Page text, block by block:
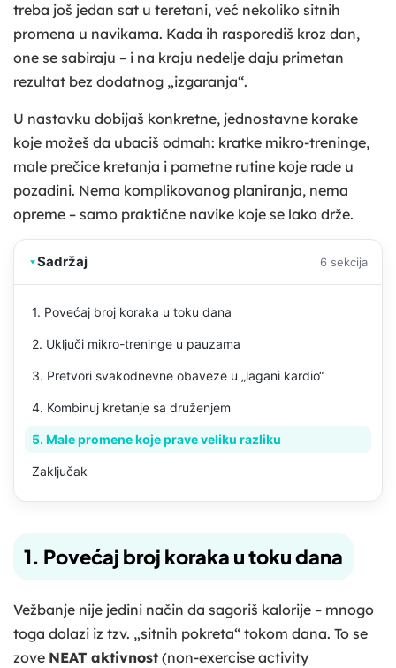
treba još jedan sat u teretani, već nekoliko sitnih
promena u navikama. Kada ih rasporediš kroz dan,
one se sabiraju – i na kraju nedelje daju primetan
rezultat bez dodatnog „izgaranja“.
U nastavku dobijaš konkretne, jednostavne korake
koje možeš da ubaciš odmah: kratke mikro-treninge,
male prečice kretanja i pametne rutine koje rade u
pozadini. Nema komplikovanog planiranja, nema
opreme – samo praktične navike koje se lako drže.
Sadržaj 6 sekcija
1. Povećaj broj koraka u toku dana
2. Uključi mikro-treninge u pauzama
3. Pretvori svakodnevne obaveze u „lagani kardio“
4. Kombinuj kretanje sa druženjem
5. Male promene koje prave veliku razliku
Zaključak
1. Povećaj broj koraka u toku dana
Vežbanje nije jedini način da sagoriš kalorije – mnogo
toga dolazi iz tzv. „sitnih pokreta“ tokom dana. To se
zove NEAT aktivnost (non-exercise activity